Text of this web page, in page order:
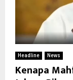
Headline News
Kenapa